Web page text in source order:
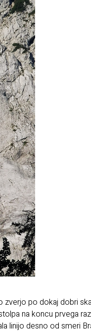
po dokaj dobri
na koncu prvega
linijo desno od smeri